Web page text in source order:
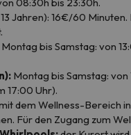
Jahren): 16€/60
bis Samstag: von
Montag bis Samstag:
17:00 Uhr).
dem Wellness-Bereich
Für den Zugang zum